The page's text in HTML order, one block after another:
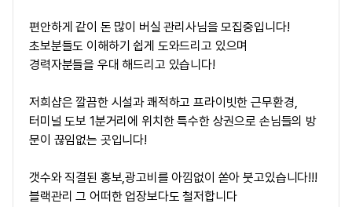
편안하게 같이 돈 많이 버실 관리사님을 모집중입니다!
초보분들도 이해하기 쉽게 도와드리고 있으며
경력자분들을 우대 해드리고 있습니다!
저희샵은 깔끔한 시설과 쾌적하고 프라이빗한 근무환경,
터미널 도보 1분거리에 위치한 특수한 상권으로 손님들의 방
문이 끊임없는 곳입니다!
갯수와 직결된 홍보,광고비를 아낌없이 쏟아 붓고있습니다!!!
블랙관리 그 어떠한 업장보다도 철저합니다